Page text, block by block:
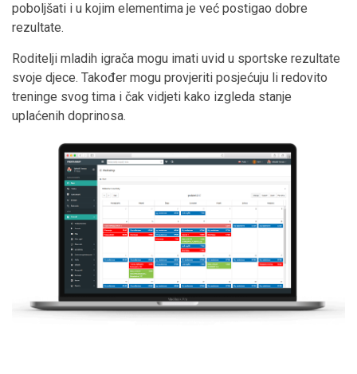
poboljšati i u kojim elementima je već postigao dobre
rezultate.
Roditelji mladih igrača mogu imati uvid u sportske rezultate
svoje djece. Također mogu provjeriti posjećuju li redovito
treninge svog tima i čak vidjeti kako izgleda stanje
uplaćenih doprinosa.